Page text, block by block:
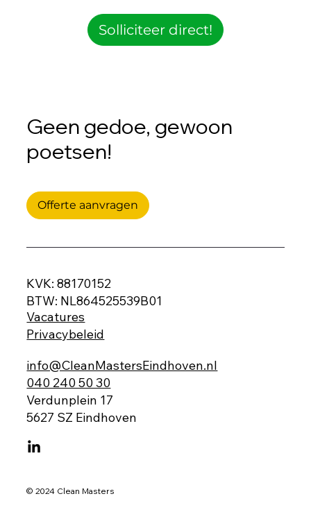
Solliciteer direct!
Geen gedoe, gewoon
poetsen!
Offerte aanvragen
info@CleanMastersEindhoven.nl
040 240 50 30
Verdunplein 17
5627 SZ Eindhoven
KVK: 88170152
BTW: NL864525539B01
Vacatures
Privacybeleid
© 2024 Clean Masters